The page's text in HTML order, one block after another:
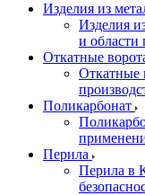
Изделия из
Изделия
и области
Откатные
Откатные
Поликарбонат
Перила
Перила в